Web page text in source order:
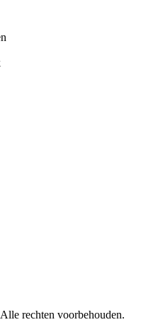
rechten voorbehouden.